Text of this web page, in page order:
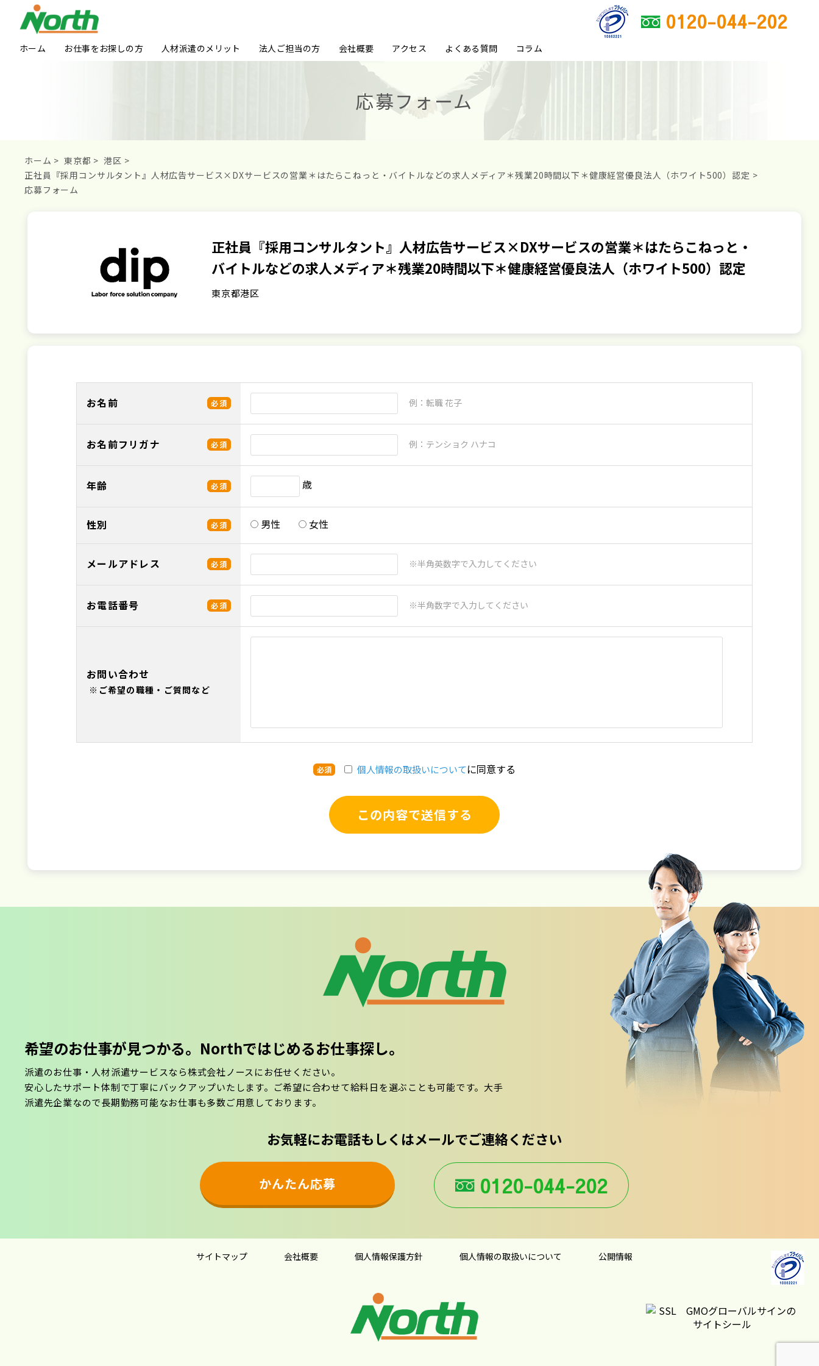
0120-044-202
ホーム お仕事をお探しの方 人材派遣のメリット 法人ご担当の方 会社概要 アクセス よくある質問 コラム
応募フォーム
ホーム > 東京都 > 港区 >
正社員『採用コンサルタント』人材広告サービス×DXサービスの営業＊はたらこねっと・バイトルなどの求人メディア＊残業20時間以下＊健康経営優良法人（ホワイト500）認定 >
応募フォーム
正社員『採用コンサルタント』人材広告サービス×DXサービスの営業＊はたらこねっと・
バイトルなどの求人メディア＊残業20時間以下＊健康経営優良法人（ホワイト500）認定
東京都港区
お名前 必須 例：転職 花子
お名前フリガナ 必須 例：テンショク ハナコ
年齢 必須 歳
性別 必須 男性 女性
メールアドレス 必須 ※半角英数字で入力してください
お電話番号 必須 ※半角数字で入力してください
お問い合わせ
※ご希望の職種・ご質問など
必須 個人情報の取扱いについてに同意する
希望のお仕事が見つかる。 Northではじめるお仕事探し。
派遣のお仕事・人材派遣サービスなら株式会社ノースにお任せください。
安心したサポート体制で丁寧にバックアップいたします。ご希望に合わせて給料日を選ぶことも可能です。大手
派遣先企業なので長期勤務可能なお仕事も多数ご用意しております。
お気軽にお電話もしくはメールでご連絡ください
かんたん応募 0120-044-202
サイトマップ 会社概要 個人情報保護方針 個人情報の取扱いについて 公開情報